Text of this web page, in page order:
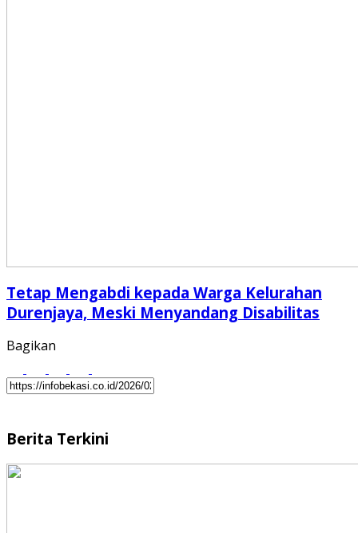
Tetap Mengabdi kepada Warga Kelurahan
Durenjaya, Meski Menyandang Disabilitas
Bagikan
Berita Terkini